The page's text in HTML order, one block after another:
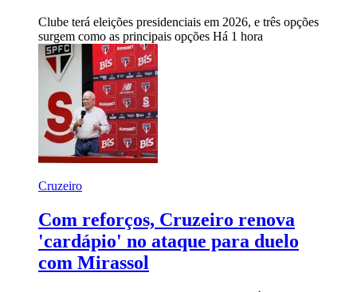
Clube terá eleições presidenciais em 2026, e três opções
surgem como as principais opções Há 1 hora
Cruzeiro
Com reforços, Cruzeiro renova
'cardápio' no ataque para duelo
com Mirassol